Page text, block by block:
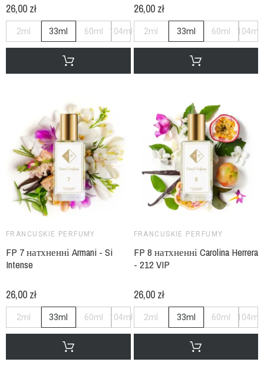
26,00 zł
2ml 33ml 60ml 104ml
26,00 zł
2ml 33ml 60ml 104ml
FRANCUSKIE PERFUMY
FP 7 натхненні Armani - Si
Intense
26,00 zł
2ml 33ml 60ml 104ml
FRANCUSKIE PERFUMY
FP 8 натхненні Carolina Herrera
- 212 VIP
26,00 zł
2ml 33ml 60ml 104ml